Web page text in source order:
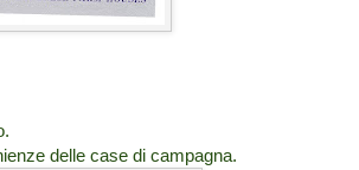
delle case di campagna.